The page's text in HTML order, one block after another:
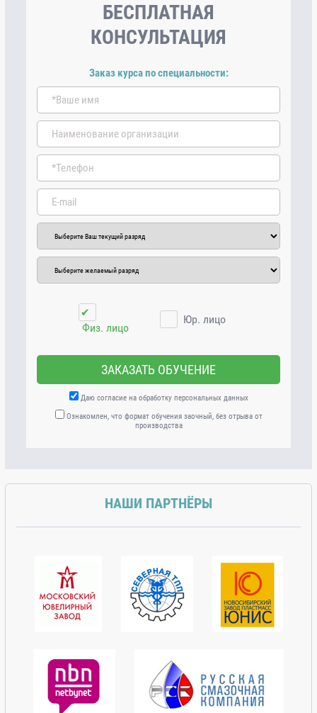
БЕСПЛАТНАЯ
КОНСУЛЬТАЦИЯ
Заказ курса по специальности:
✔
Физ. лицо
Юр. лицо
Даю согласие на обработку персональных данных
Ознакомлен, что формат обучения заочный, без отрыва от
производства
НАШИ ПАРТНЁРЫ